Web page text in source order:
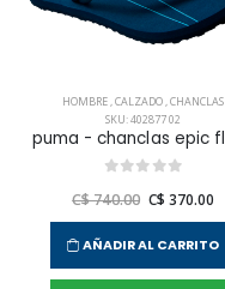
HOMBRE,CALZADO,CHANCLAS
SKU: 402877 02
C$ 740.00 C$ 370.00
AÑADIR AL CARRITO